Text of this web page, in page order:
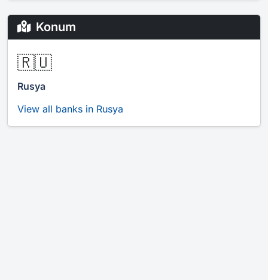
Konum
🇷🇺
Rusya
View all banks in Rusya